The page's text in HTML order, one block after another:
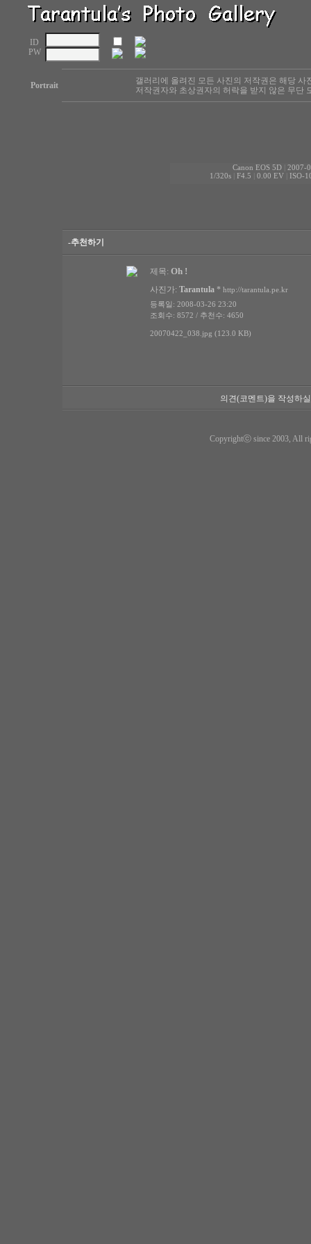
ID
PW
Portrait
갤러리에 올려진 모든 사진의 저작권은 해당
저작권자와 초상권자의 허락을 받지 않은 무단
Canon EOS 5D
2007-
1/320s| F4.5 0.00 EV| ISO-
-추천하기
제목: Oh !
사진가: Tarantula * http://tarantula.pe.kr
등록일: 2008-03-26 23:20
조회수: 8572 / 추천수: 4650
20070422_038.jpg (123.0 KB)
의견(코멘트)을 작성하
Copyrightⓒ since 2003, All